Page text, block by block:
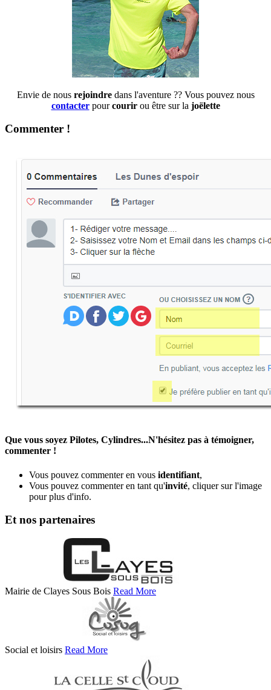
Envie de nous rejoindre dans l'aventure ?? Vous pouvez nous
contacterpourcourir ou être sur la joëlette
Commenter !
Que vous soyez Pilotes, Cylindres...N'hésitez pas à témoigner,
commenter !
Vous pouvez commenter en vous identifiant,
Vous pouvez commenter en tant qu'invité, cliquer sur l'image
pour plus d'info.
Et nos partenaires
Mairie de Clayes Sous Bois Read More
Social et loisirs Read More